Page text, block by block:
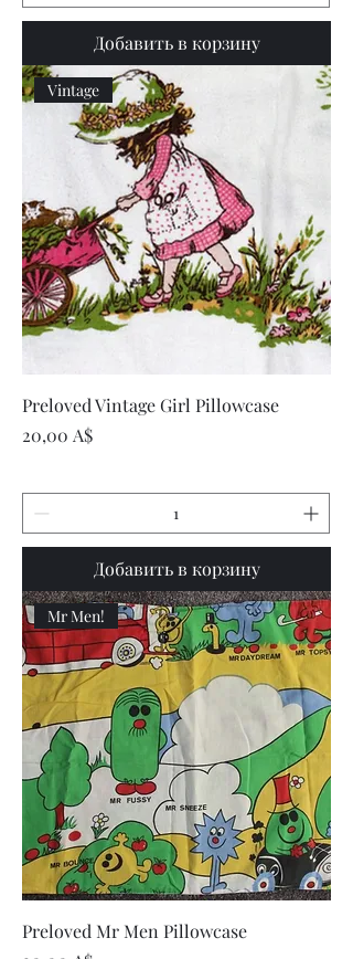
Добавить в корзину
Vintage
Preloved Vintage Girl Pillowcase
Цена
20,00 A$
Добавить в корзину
Mr Men!
Preloved Mr Men Pillowcase